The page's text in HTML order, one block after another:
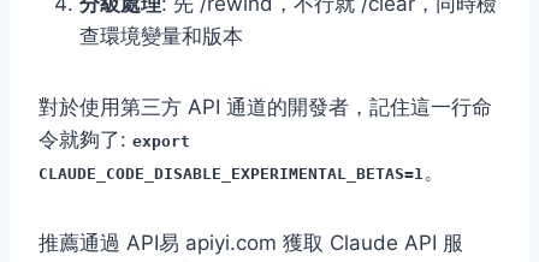
查環境變量和版本
對於使用第三方 API 通道的開發者，記住這一行命
令就夠了: export
CLAUDE_CODE_DISABLE_EXPERIMENTAL_BETAS=1。
推薦通過 API易 apiyi.com 獲取 Claude API 服